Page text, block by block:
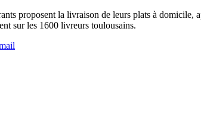
proposent la livraison de leurs plats à domicile,
sur les 1600 livreurs toulousains.